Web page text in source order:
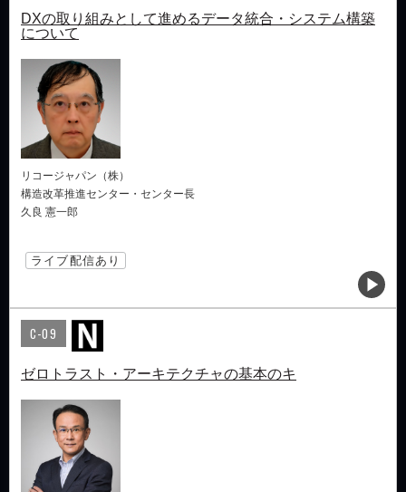
DXの取り組みとして進めるデータ統合・システム構築
について
リコージャパン（株）
構造改革推進センター・センター長
久良 憲一郎
ライブ配信あり
C-09
ゼロトラスト・アーキテクチャの基本のキ